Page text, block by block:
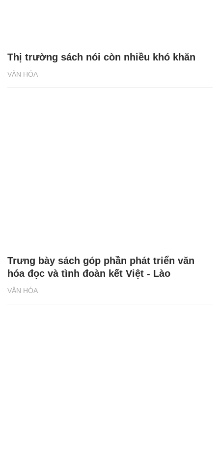
VĂN HÓA
Thị trường sách nói còn nhiều khó khăn
VĂN HÓA
Trưng bày sách góp phần phát triển văn
hóa đọc và tình đoàn kết Việt - Lào